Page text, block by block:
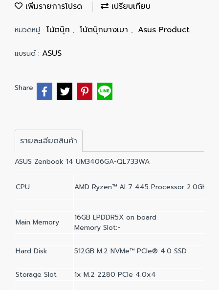
เพิ่มรายการโปรด เปรียบเทียบ
หมวดหมู่ : โน้ตบุ๊ก , โน้ตบุ๊กบางเบา , Asus Product
แบรนด์ : ASUS
Share
รายละเอียดสินค้า
ASUS Zenbook 14 UM3406GA-QL733WA
CPU AMD Ryzen™ AI 7 445 Processor 2.0GHz
Main Memory
16GB LPDDR5X on board
Memory Slot:-
Hard Disk 512GB M.2 NVMe™ PCIe® 4.0 SSD
Storage Slot 1x M.2 2280 PCIe 4.0x4